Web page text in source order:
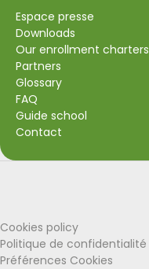
Espace presse
Downloads
Our enrollment charters
Partners
Glossary
FAQ
Guide school
Contact
Cookies policy
Politique de confidentialité
Préférences Cookies